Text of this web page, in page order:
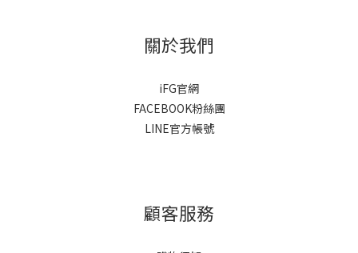
關於我們
iFG官網
FACEBOOK粉絲團
LINE官方帳號
顧客服務